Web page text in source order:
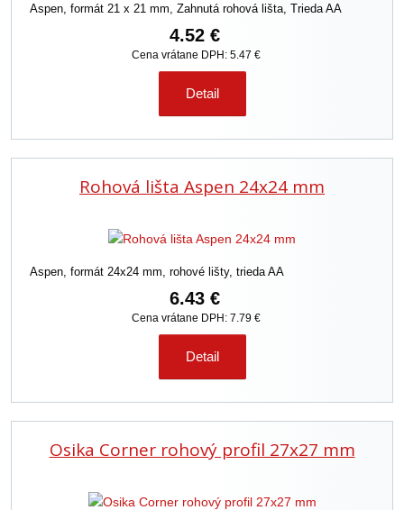
Aspen, formát 21 x 21 mm, Zahnutá rohová lišta, Trieda AA
4.52 €
Cena vrátane DPH: 5.47 €
Detail
Rohová lišta Aspen 24x24 mm
Aspen, formát 24x24 mm, rohové lišty, trieda AA
6.43 €
Cena vrátane DPH: 7.79 €
Detail
Osika Corner rohový profil 27x27 mm